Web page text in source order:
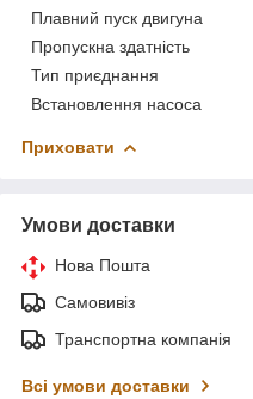
Плавний пуск двигуна
Пропускна здатність
Тип приєднання
Встановлення насоса
Приховати
Умови доставки
Нова Пошта
Самовивіз
Транспортна компанія
Всі умови доставки